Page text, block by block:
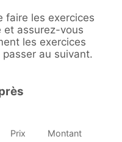
faire les exercices
et assurez-vous
les exercices
au suivant.
Prix Montant